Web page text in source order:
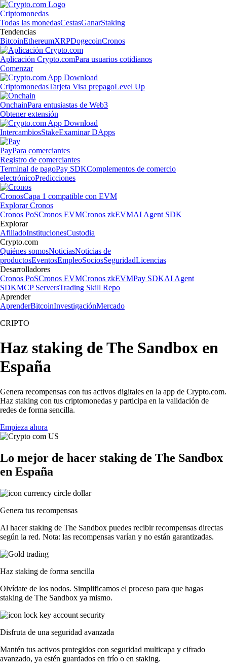
Criptomonedas
Todas las monedasCestasGanarStaking
Tendencias
BitcoinEthereumXRPDogecoinCronos
Aplicación Crypto.comPara usuarios cotidianos
Comenzar
CriptomonedasTarjeta Visa prepagoLevel Up
OnchainPara entusiastas de Web3
Obtener extensión
IntercambiosStakeExaminar DApps
PayPara comerciantes
Registro de comerciantes
Terminal de pagoPay SDKComplementos de comercio
electrónicoPredicciones
CronosCapa 1 compatible con EVM
Explorar Cronos
Cronos PoSCronos EVMCronos zkEVMAI Agent SDK
Explorar
AfiliadoInstitucionesCustodia
Crypto.com
Quiénes somosNoticiasNoticias de
productosEventosEmpleoSociosSeguridadLicencias
Desarrolladores
Cronos PoSCronos EVMCronos zkEVMPay SDKAI Agent
SDKMCP ServersTrading Skill Repo
Aprender
AprenderBitcoinInvestigaciónMercado
CRIPTO
Haz staking de The Sandbox en
España
Genera recompensas con tus activos digitales en la app de Crypto.com.
Haz staking con tus criptomonedas y participa en la validación de
redes de forma sencilla.
Empieza ahora
Lo mejor de hacer staking de The Sandbox
en España
Genera tus recompensas
Al hacer staking de The Sandbox puedes recibir recompensas directas
según la red. Nota: las recompensas varían y no están garantizadas.
Haz staking de forma sencilla
Olvídate de los nodos. Simplificamos el proceso para que hagas
staking de The Sandbox ya mismo.
Disfruta de una seguridad avanzada
Mantén tus activos protegidos con seguridad multicapa y cifrado
avanzado, ya estén guardados en frío o en staking.